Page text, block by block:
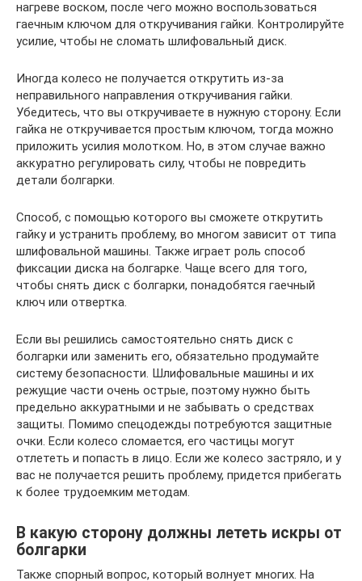
нагреве воском, после чего можно воспользоваться
гаечным ключом для откручивания гайки. Контролируйте
усилие, чтобы не сломать шлифовальный диск.
Иногда колесо не получается открутить из-за
неправильного направления откручивания гайки.
Убедитесь, что вы откручиваете в нужную сторону. Если
гайка не откручивается простым ключом, тогда можно
приложить усилия молотком. Но, в этом случае важно
аккуратно регулировать силу, чтобы не повредить
детали болгарки.
Способ, с помощью которого вы сможете открутить
гайку и устранить проблему, во многом зависит от типа
шлифовальной машины. Также играет роль способ
фиксации диска на болгарке. Чаще всего для того,
чтобы снять диск с болгарки, понадобятся гаечный
ключ или отвертка.
Если вы решились самостоятельно снять диск с
болгарки или заменить его, обязательно продумайте
систему безопасности. Шлифовальные машины и их
режущие части очень острые, поэтому нужно быть
предельно аккуратными и не забывать о средствах
защиты. Помимо спецодежды потребуются защитные
очки. Если колесо сломается, его частицы могут
отлететь и попасть в лицо. Если же колесо застряло, и у
вас не получается решить проблему, придется прибегать
к более трудоемким методам.
В какую сторону должны лететь искры от
болгарки
Также спорный вопрос, который волнует многих. На